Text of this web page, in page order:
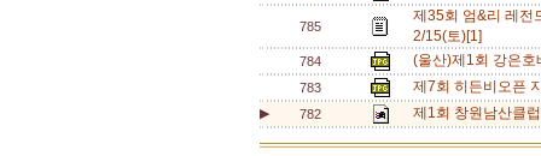
785
제35회 엄&리 레전
2/15(토)[1]
784 (울산)제1회 강은
783 제7회 히든비오픈
▶ 782 제1회 창원남산클